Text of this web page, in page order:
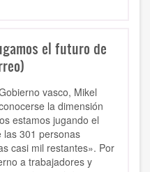
el futuro de
vasco, Mikel
la dimensión
estamos jugando el
las 301 personas
casi mil restantes». Por
a trabajadores y